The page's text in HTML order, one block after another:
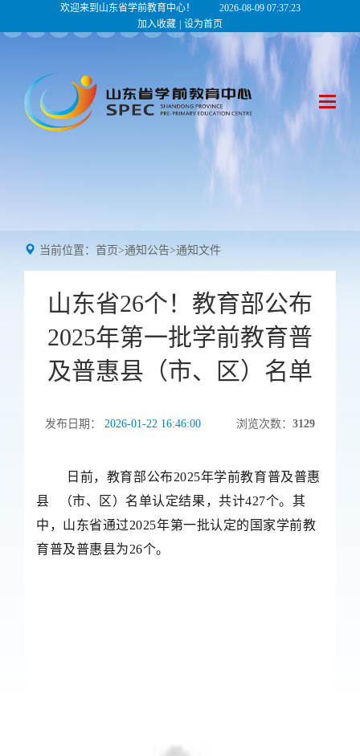
欢迎来到山东省学前教育中心！
2026-08-09 07:37:23
加入收藏
设为首页
当前位置： 首页>通知公告>通知文件
山东省26个！教育部公布
2025年第一批学前教育普
及普惠县（市、区）名单
发布日期： 2026-01-22 16:46:00 浏览次数： 3129
日前，教育部公布2025年学前教育普及普惠
县
（市、区）名单认定结果，共计427个。其
中，山东省通过2025年第一批认定的国家学前教
育普及普惠县为26个。